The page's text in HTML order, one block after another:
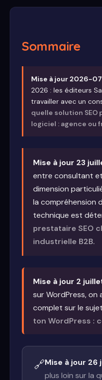
Sommaire
Mise à jour 2026-
2026 : les éditeurs
travailler avec un
quelle solution SEO
logiciel : agence ou
Mise à jour 23
entre consultant
dimension
la compréhension
technique est
prestataire SEO
industrielle B2B.
Mise à jour 2
sur WordPress, on
complet sur le
ton WordPress :
🔗Mise à jour 26
plus loin sur la